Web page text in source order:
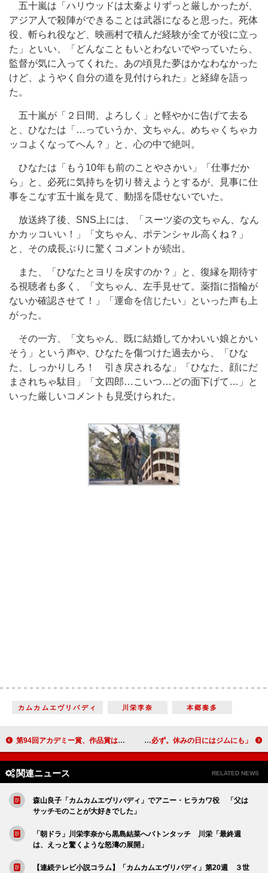
五十嵐は「ハリウッドは太秦よりずっと厳しかったが、
アジア人で殺陣ができることは武器になると思った。死体
役、斬られ役など、映画村で積んだ経験が全てが役に立っ
た」といい、「どんなこともいとわないでやっていたら、
監督が気に入ってくれた。あの頃見た夢はかなわなかった
けど、ようやく自分の道を見付けられた」と経緯を語っ
た。
五十嵐が「２日間、よろしく」と軽やかに告げて去る
と、ひなたは「…っていうか、文ちゃん。めちゃくちゃカ
ッコよくなってへん？」と、心の中で絶叫。
ひなたは「もう10年も前のことやさかい」「仕事だか
ら」と、必死に気持ちを切り替えようとするが、見事に仕
事をこなす五十嵐を見て、動揺を隠せないでいた。
放送終了後、SNS上には、「スーツ姿の文ちゃん、なん
かカッコいい！」「文ちゃん、ポテンシャル高くね？」
と、その成長ぶりに驚くコメントが続出。
また、「ひなたとヨリを戻すのか？」と、復縁を期待す
る視聴者も多く、「文ちゃん、左手見せて。薬指に指輪が
ないか確認させて！」「運命を信じたい」といった声も上
がった。
その一方、「文ちゃん、既に結婚してかわいい娘とかい
そう」という声や、ひなたを傷つけた過去から、「ひな
た、しっかりしろ！ 引き戻されるな」「ひなた、顔にだ
まされちゃ駄目」「文四郎…こいつ…どの面下げて…」と
いった厳しいコメントも見受けられた。
カムカムエヴリバディ 川栄李奈 本郷奏多
第94回アカデミー賞、作品賞は『コーダ あいのうた』 『ドライブ・マイ・カー』は国際長編映画賞を受賞 天海祐希、日々の健康管理法を語る 「ストレッチは必ず。休みの日にはジムにも」
関連ニュース RELATED NEWS
森山良子「カムカムエヴリバディ」でアニー・ヒラカワ役 「父は
サッチモのことが大好きでした」
「朝ドラ」川栄李奈から黒島結菜へバトンタッチ 川栄「最終週
は、えっと驚くような怒濤の展開」
【連続テレビ小説コラム】「カムカムエヴリバディ」第20週 ３世